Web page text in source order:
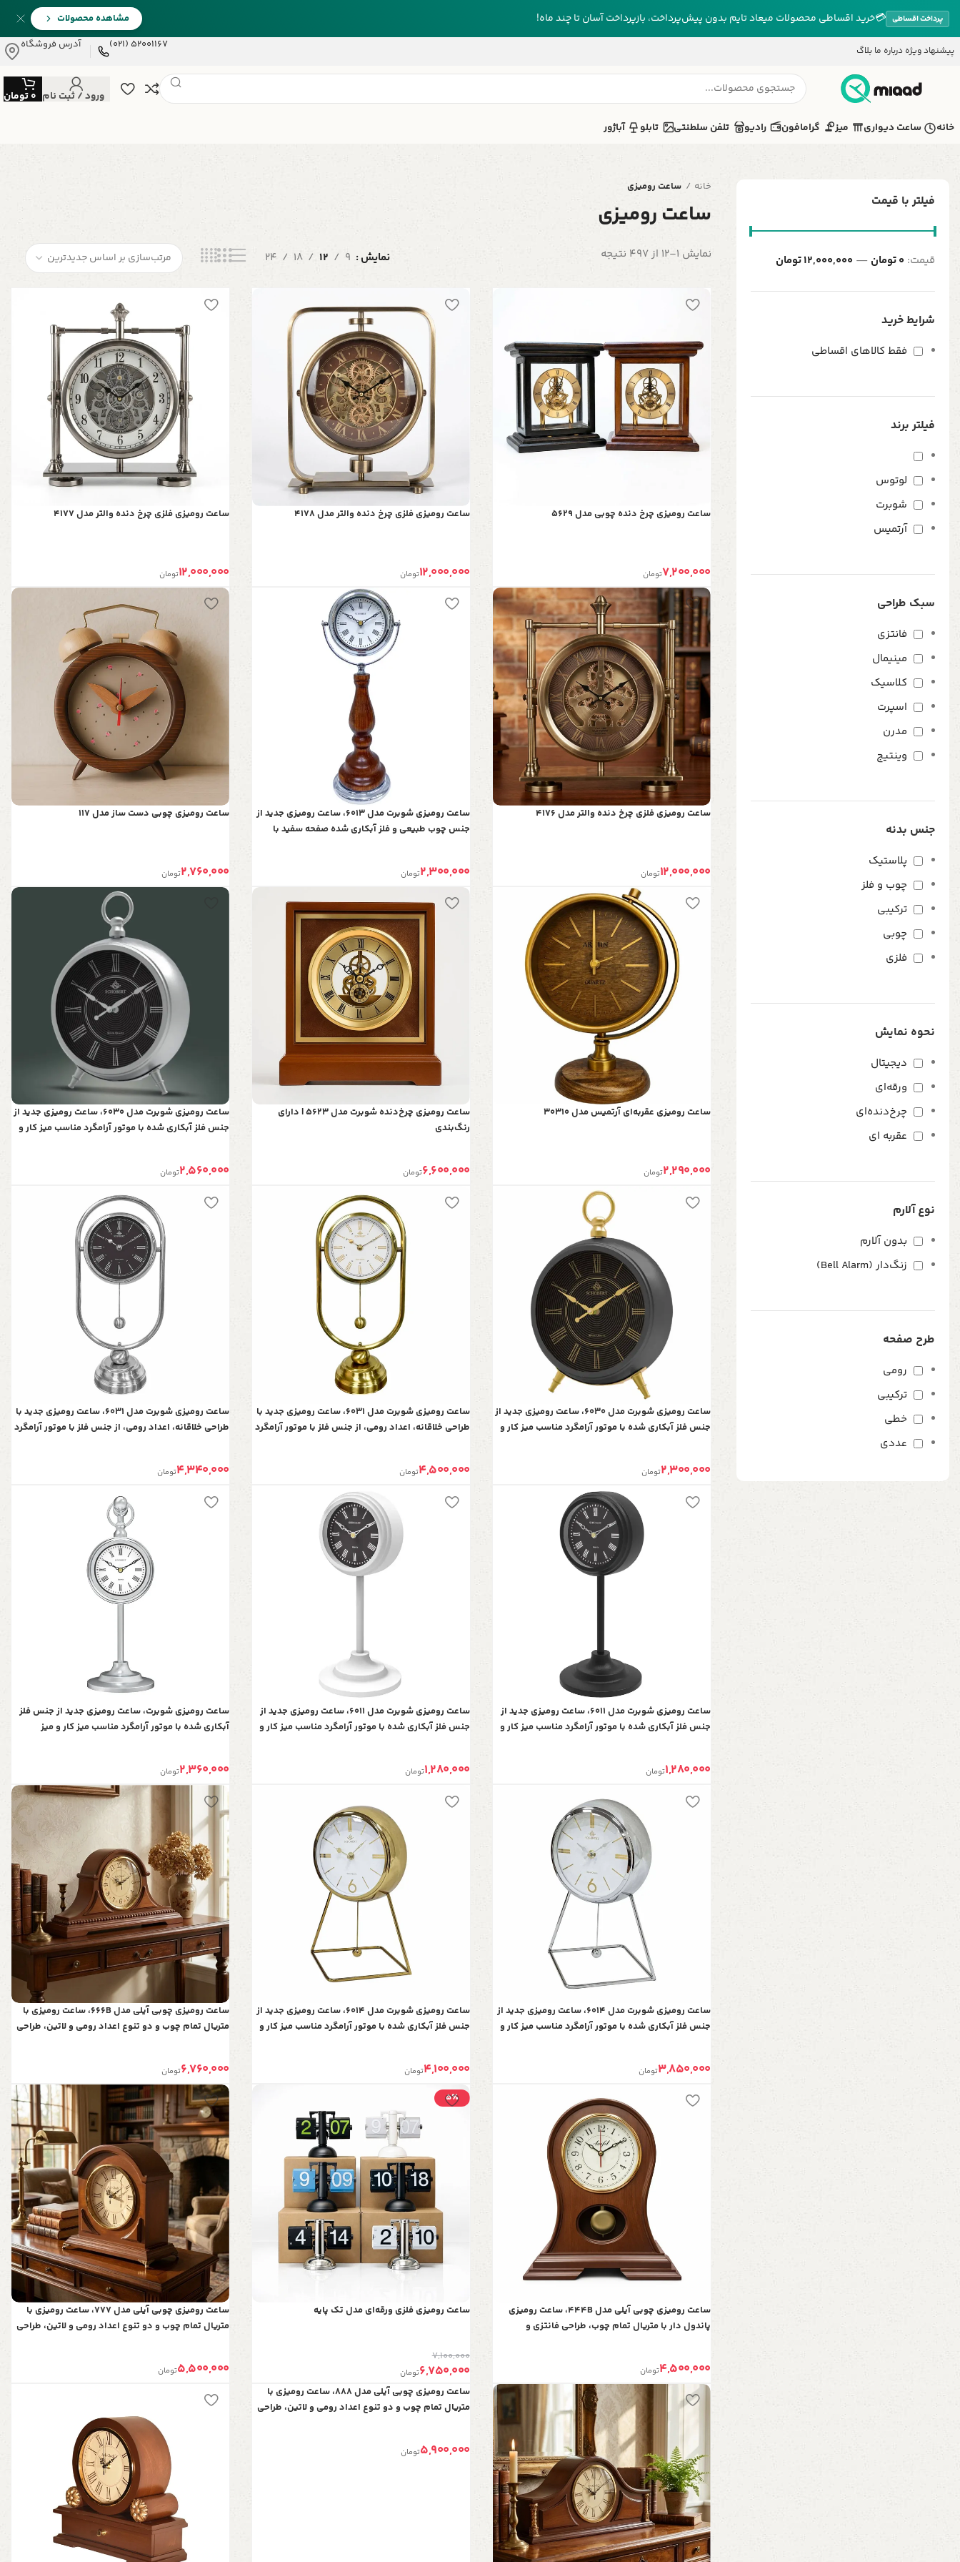
پرداخت اقساطی 💳خرید اقساطی محصولات میعاد تایم بدون پیش‌پرداخت، بازپرداخت آسان تا چند ماه! مشاهده محصولات
پیشنهاد ویژه درباره ما بلاگ 52001167 (021) آدرس فروشگاه
ورود / ثبت نام 0تومان
خانه
ساعت دیواری میز گرامافون رادیو تلفن سلطنتی تابلو آباژور
فیلتر با قیمت
قیمت: 0 تومان — 12,000,000 تومان
شرایط خرید
فقط کالاهای اقساطی
فیلتر برند
لوتوس
شوبرت
آرتمیس
سبک طراحی
فانتزی
مینیمال
کلاسیک
اسپرت
مدرن
وینتیج
جنس بدنه
پلاستیک
چوب و فلز
ترکیبی
چوبی
فلزی
نحوه نمایش
دیجیتال
ورقه‌ای
چرخ‌دنده‌ای
عقربه ای
نوع آلارم
بدون آلارم
زنگ‌دار (Bell Alarm)
طرح صفحه
رومی
ترکیبی
خطی
عددی
خانه ساعت رومیزی
ساعت رومیزی
نمایش 1–12 از 497 نتیجه نمایش 9
12
18
24
ساعت رومیزی چرخ دنده چوبی مدل 5629
7,200,000تومان
ساعت رومیزی فلزی چرخ دنده والتر مدل 4178
12,000,000تومان
ساعت رومیزی فلزی چرخ دنده والتر مدل 4177
12,000,000تومان
ساعت رومیزی فلزی چرخ دنده والتر مدل 4176
12,000,000تومان
ساعت رومیزی شوبرت مدل 6013، ساعت رومیزی جدید از
جنس چوب طبیعی و فلز آبکاری شده صفحه سفید با
2,300,000تومان
ساعت رومیزی چوبی دست ساز مدل 117
2,760,000تومان
ساعت رومیزی عقربه‌ای آرتمیس مدل 30310
2,290,000تومان
ساعت رومیزی چرخ‌دنده شوبرت مدل 5623 | دارای
رنگ‌بندی
6,600,000تومان
ساعت رومیزی شوبرت مدل 6030، ساعت رومیزی جدید از
جنس فلز آبکاری شده با موتور آرامگرد مناسب میز کار و
2,560,000تومان
ساعت رومیزی شوبرت مدل 6030، ساعت رومیزی جدید از
جنس فلز آبکاری شده با موتور آرامگرد مناسب میز کار و
2,300,000تومان
ساعت رومیزی شوبرت مدل 6031، ساعت رومیزی جدید با
طراحی خلاقانه، اعداد رومی، از جنس فلز با موتور آرامگرد
4,500,000تومان
ساعت رومیزی شوبرت مدل 6031، ساعت رومیزی جدید با
طراحی خلاقانه، اعداد رومی، از جنس فلز با موتور آرامگرد
4,340,000تومان
ساعت رومیزی شوبرت مدل 6011، ساعت رومیزی جدید از
جنس فلز آبکاری شده با موتور آرامگرد مناسب میز کار و
1,280,000تومان
ساعت رومیزی شوبرت مدل 6011، ساعت رومیزی جدید از
جنس فلز آبکاری شده با موتور آرامگرد مناسب میز کار و
1,280,000تومان
ساعت رومیزی شوبرت، ساعت رومیزی جدید از جنس فلز
آبکاری شده با موتور آرامگرد مناسب میز کار و میز
2,360,000تومان
ساعت رومیزی شوبرت مدل 6014، ساعت رومیزی جدید از
جنس فلز آبکاری شده با موتور آرامگرد مناسب میز کار و
3,850,000تومان
ساعت رومیزی شوبرت مدل 6014، ساعت رومیزی جدید از
جنس فلز آبکاری شده با موتور آرامگرد مناسب میز کار و
4,100,000تومان
ساعت رومیزی چوبی آیلی مدل 666B، ساعت رومیزی با
متریال تمام چوب و دو تنوع اعداد رومی و لاتین، طراحی
6,760,000تومان
ساعت رومیزی چوبی آیلی مدل 444B، ساعت رومیزی
پاندول دار با متریال تمام چوب، طراحی فانتزی و
4,500,000تومان
5٪
ساعت رومیزی فلزی ورقه‌ای مدل تک پایه
7,100,000
6,750,000تومان
ساعت رومیزی چوبی آیلی مدل 777، ساعت رومیزی با
متریال تمام چوب و دو تنوع اعداد رومی و لاتین، طراحی
5,500,000تومان